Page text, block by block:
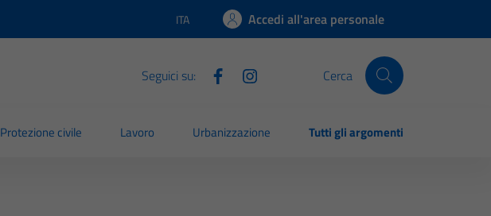
Lingua attiva:
ITA Accedi all'area personale
Seguici su: Cerca
Protezione civile Lavoro Urbanizzazione Tutti gli argomenti